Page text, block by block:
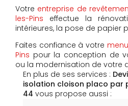
Votre entreprise de
les-Pins effectue la
intérieures, la pose de papier
Faites confiance à votre
Pins pour la conception de
ou la modernisation de votre
En plus de ses services :
isolation cloison placo par
44 vous propose aussi :